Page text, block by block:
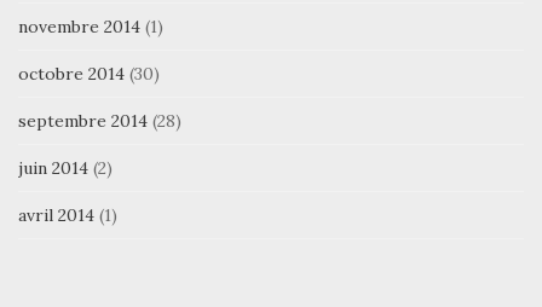
novembre 2014 (1)
octobre 2014 (30)
septembre 2014 (28)
juin 2014 (2)
avril 2014 (1)